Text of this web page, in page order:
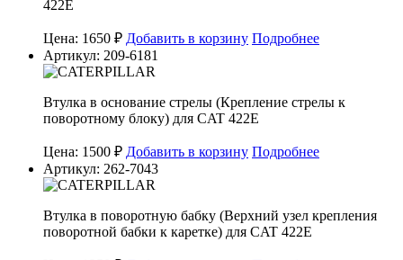
422E
Цена: 1650 ₽ Добавить в корзину Подробнее
Артикул: 209-6181
Втулка в основание стрелы (Крепление стрелы к
поворотному блоку) для CAT 422E
Цена: 1500 ₽ Добавить в корзину Подробнее
Артикул: 262-7043
Втулка в поворотную бабку (Верхний узел крепления
поворотной бабки к каретке) для CAT 422E